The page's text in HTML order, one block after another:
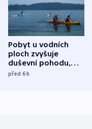
Pobyt u vodních
ploch zvyšuje
duševní pohodu,
ukázala
před 6h